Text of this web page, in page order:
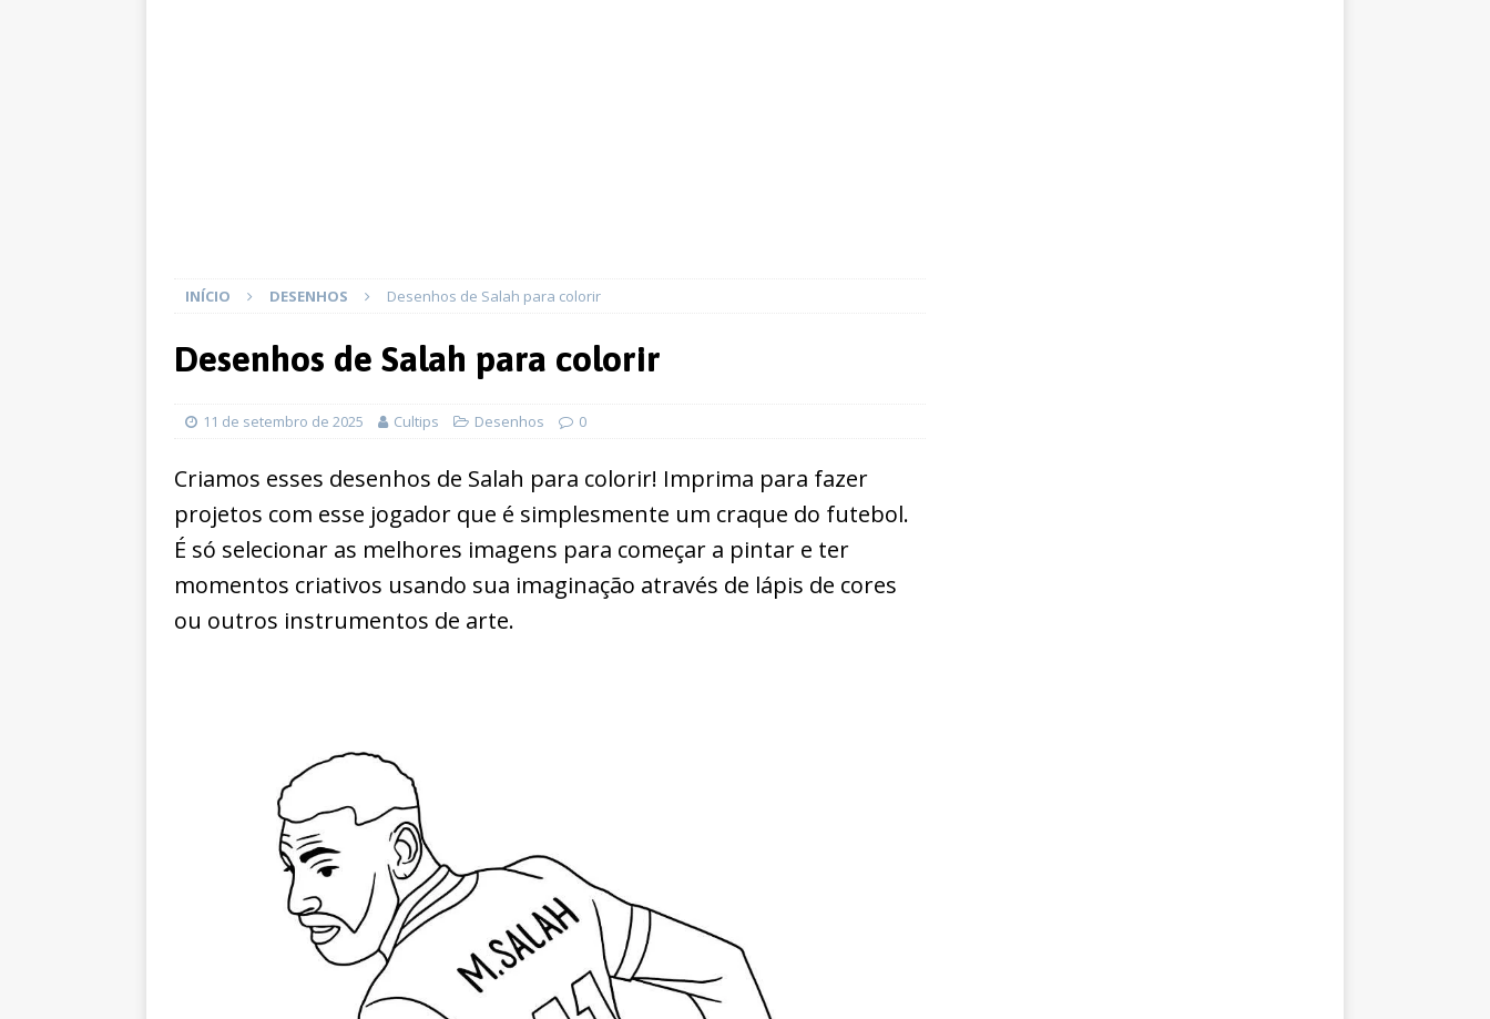
INÍCIO DESENHOS Desenhos de Salah para colorir
Desenhos de Salah para colorir
11 de setembro de 2025 Cultips Desenhos 0
Criamos esses desenhos de Salah para colorir! Imprima para fazer
projetos com esse jogador que é simplesmente um craque do futebol.
É só selecionar as melhores imagens para começar a pintar e ter
momentos criativos usando sua imaginação através de lápis de cores
ou outros instrumentos de arte.